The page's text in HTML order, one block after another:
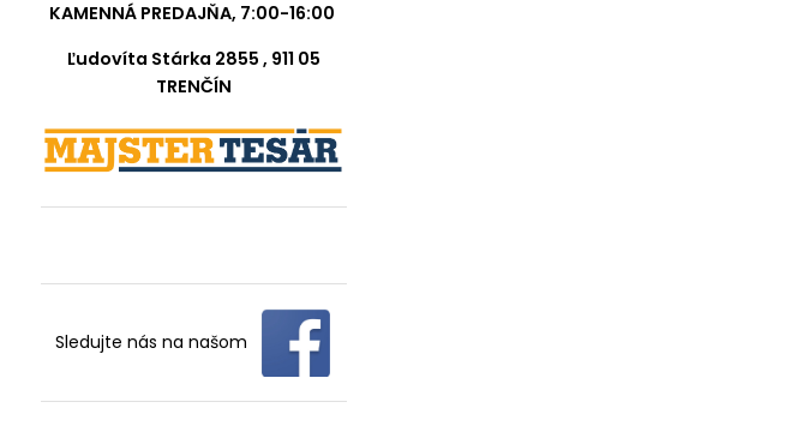
KAMENNÁ PREDAJŇA, 7:00-16:00
Ľudovíta Stárka 2855 , 911 05
TRENČÍN
Sledujte nás na našom